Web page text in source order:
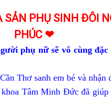
PHỤ SINH ĐÔI
PHÚC ❤
phụ nữ sẽ vô cùng đặc
Thơ sanh em bé và nhận
Tâm Minh Đức đã